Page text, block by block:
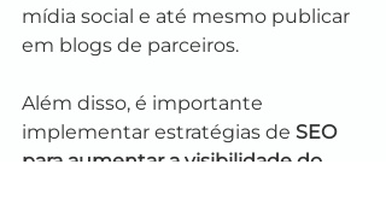
mídia social e até mesmo publicar
em blogs de parceiros.
Além disso, é importante
implementar estratégias de SEO
para aumentar a visibilidade do